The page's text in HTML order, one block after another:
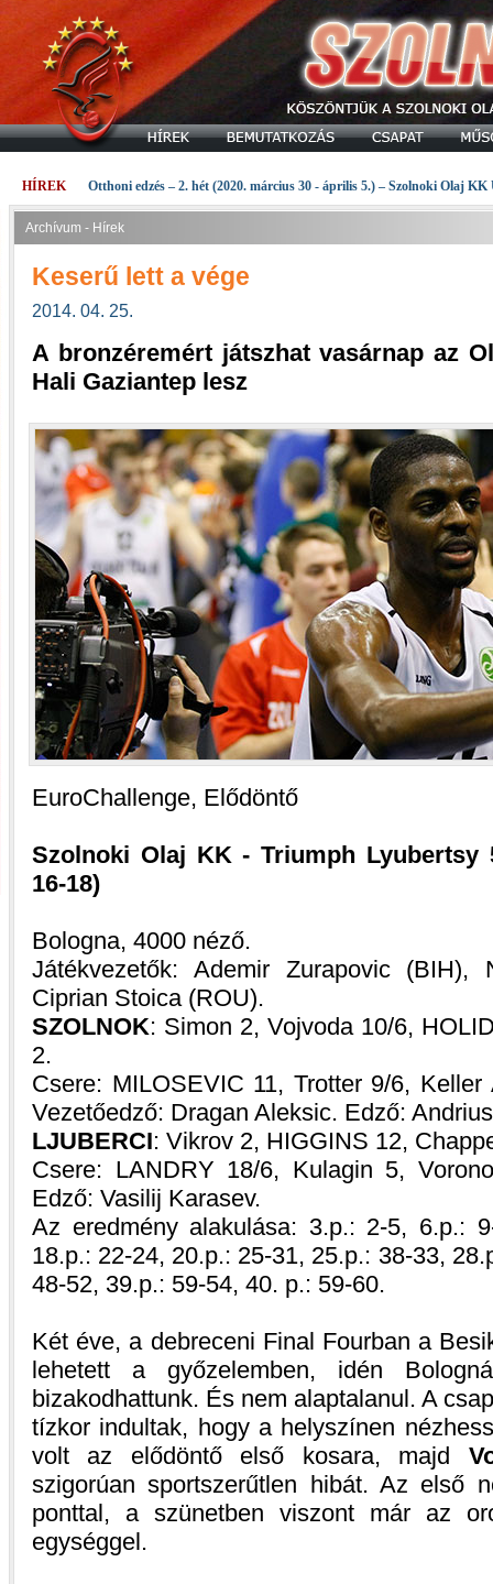
HÍREK Otthoni edzés – 2. hét (2020. március 30 - április 5.) – Szolnoki Olaj KK
Archívum - Hírek
Keserű lett a vége
2014. 04. 25.
A bronzéremért játszhat vasárnap az
Hali Gaziantep lesz
EuroChallenge, Elődöntő
Szolnoki Olaj KK - Triumph Lyubertsy
16-18)
Bologna, 4000 néző.
Játékvezetők: Ademir Zurapovic (BIH),
Ciprian Stoica (ROU).
SZOLNOK: Simon 2, Vojvoda 10/6,
2.
Csere: MILOSEVIC 11, Trotter 9/6,
Vezetőedző: Dragan Aleksic. Edző:
LJUBERCI: Vikrov 2, HIGGINS 12,
Csere: LANDRY 18/6, Kulagin 5,
Edző: Vasilij Karasev.
Az eredmény alakulása: 3.p.: 2-5, 6.p.:
18.p.: 22-24, 20.p.: 25-31, 25.p.: 38-33,
48-52, 39.p.: 59-54, 40. p.: 59-60.
Két éve, a debreceni Final Fourban a
lehetett a győzelemben, idén
bizakodhattunk. És nem alaptalanul. A
tízkor indultak, hogy a helyszínen
volt az elődöntő első kosara, majd
szigorúan sportszerűtlen hibát. Az első
ponttal, a szünetben viszont már az
egységgel.